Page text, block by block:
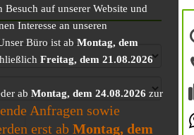
auf unserer Website und
Interesse an unseren
Büro ist abMontag, dem
Freitag, dem 21.08.2026
abMontag, dem 24.08.2026 zur
Anfragen sowie
erst abMontag, dem